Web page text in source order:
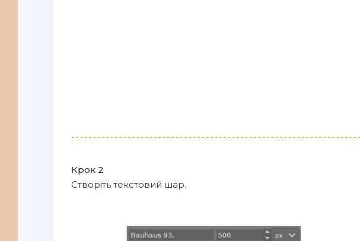
Крок 2
Створіть текстовий шар.